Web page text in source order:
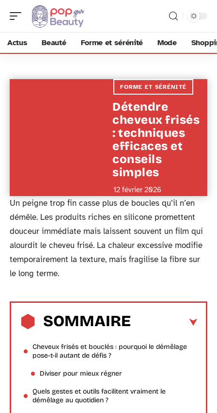
Actus Beauté Forme et sérénité Mode
FORME ET SÉRÉNITÉ
Détendre
cheveux frisés
: techniques
efficaces et
conseils
simples
12 février 2026
Un peigne trop fin casse plus de boucles qu’il n’en
démêle. Les produits riches en silicone promettent
douceur immédiate mais laissent souvent un film qui
alourdit le cheveu frisé. La chaleur excessive modifie
temporairement la texture, mais fragilise la fibre sur
le long terme.
SOMMAIRE
Cheveux frisés et bouclés : pourquoi le démêlage
pose-t-il autant de défis ?
Diviser pour mieux régner
Quels gestes et outils facilitent vraiment le
démêlage au quotidien ?